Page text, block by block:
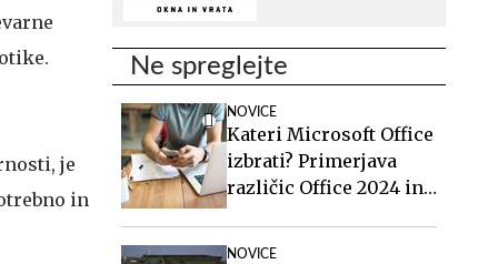
je
in
Ne spreglejte
NOVICE
Kateri Microsoft Office
izbrati? Primerjava
različic Office 2024 in
NOVICE